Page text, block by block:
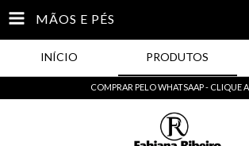
MÃOS E PÉS
INÍCIO PRODUTOS
COMPRAR PELO WHATSAAP - CLIQUE